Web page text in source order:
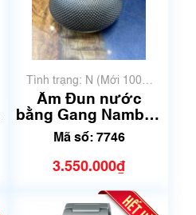
Tình trạng: N (Mới 100%
chưa qua sử dụng)
Ấm Đun nước
bằng Gang Nambu |
Dung tích 1.6L | Mã
Mã số: 7746
3.550.000₫